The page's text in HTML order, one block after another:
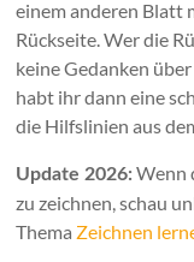
einem anderen Blatt
Rückseite. Wer die
keine Gedanken
habt ihr dann eine
die Hilfslinien aus
Update 2026: Wenn
zu zeichnen, schau
Thema Zeichnen